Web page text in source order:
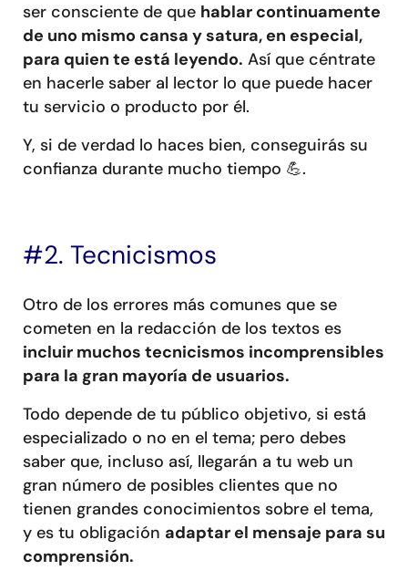
ser consciente de que hablar continuamente
de uno mismo cansa y satura, en especial,
para quien te está leyendo. Así que céntrate
en hacerle saber al lector lo que puede hacer
tu servicio o producto por él.
Y, si de verdad lo haces bien, conseguirás su
confianza durante mucho tiempo 💪.
#2. Tecnicismos
Otro de los errores más comunes que se
cometen en la redacción de los textos es
incluir muchos tecnicismos incomprensibles
para la gran mayoría de usuarios.
Todo depende de tu público objetivo, si está
especializado o no en el tema; pero debes
saber que, incluso así, llegarán a tu web un
gran número de posibles clientes que no
tienen grandes conocimientos sobre el tema,
y es tu obligación adaptar el mensaje para su
comprensión.